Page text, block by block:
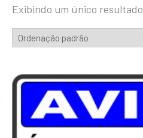
Exibindo um único resultado